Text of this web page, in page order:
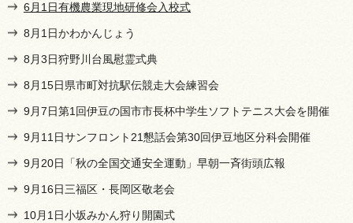
6月1日有機農業現地研修会入校式
8月1日かわかんじょう
8月3日狩野川台風慰霊式典
8月15日県市町対抗駅伝競走大会練習会
9月7日第1回伊豆の国市市長杯中学生ソフトテニス大会を開催
9月11日サンフロント21懇話会第30回伊豆地区分科会開催
9月20日「秋の全国交通安全運動」早朝一斉街頭広報
9月16日三福区・長岡区敬老会
10月1日小坂みかん狩り開園式